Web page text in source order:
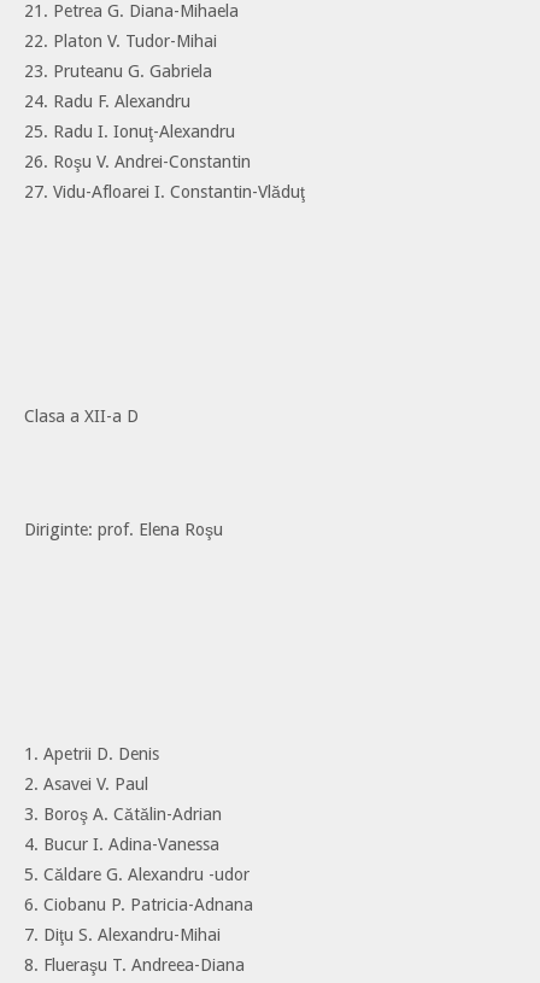
21. Petrea G. Diana-Mihaela
22. Platon V. Tudor-Mihai
23. Pruteanu G. Gabriela
24. Radu F. Alexandru
25. Radu I. Ionuţ-Alexandru
26. Roşu V. Andrei-Constantin
27. Vidu-Afloarei I. Constantin-Vlăduţ
Clasa a XII-a D
Diriginte: prof. Elena Roşu
1. Apetrii D. Denis
2. Asavei V. Paul
3. Boroş A. Cătălin-Adrian
4. Bucur I. Adina-Vanessa
5. Căldare G. Alexandru -udor
6. Ciobanu P. Patricia-Adnana
7. Diţu S. Alexandru-Mihai
8. Flueraşu T. Andreea-Diana